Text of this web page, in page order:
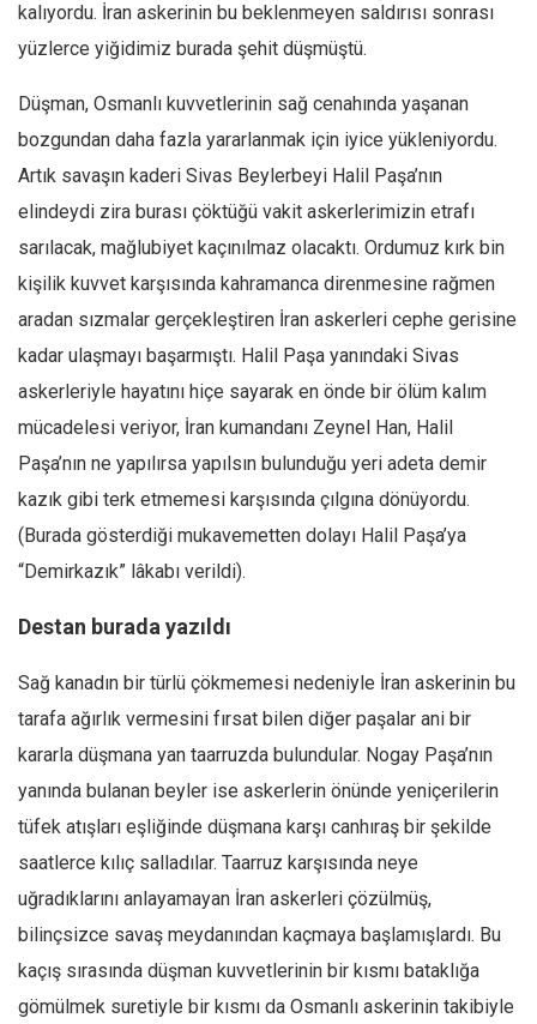
Dosyalar
kalıyordu. İran askerinin bu beklenmeyen saldırısı sonrası
yüzlerce yiğidimiz burada şehit düşmüştü.
Düşman, Osmanlı kuvvetlerinin sağ cenahında yaşanan
bozgundan daha fazla yararlanmak için iyice yükleniyordu.
Artık savaşın kaderi Sivas Beylerbeyi Halil Paşa’nın
elindeydi zira burası çöktüğü vakit askerlerimizin etrafı
sarılacak, mağlubiyet kaçınılmaz olacaktı. Ordumuz kırk bin
kişilik kuvvet karşısında kahramanca direnmesine rağmen
aradan sızmalar gerçekleştiren İran askerleri cephe gerisine
kadar ulaşmayı başarmıştı. Halil Paşa yanındaki Sivas
askerleriyle hayatını hiçe sayarak en önde bir ölüm kalım
mücadelesi veriyor, İran kumandanı Zeynel Han, Halil
Paşa’nın ne yapılırsa yapılsın bulunduğu yeri adeta demir
kazık gibi terk etmemesi karşısında çılgına dönüyordu.
(Burada gösterdiği mukavemetten dolayı Halil Paşa’ya
“Demirkazık” lâkabı verildi).
Destan burada yazıldı
Sağ kanadın bir türlü çökmemesi nedeniyle İran askerinin bu
tarafa ağırlık vermesini fırsat bilen diğer paşalar ani bir
kararla düşmana yan taarruzda bulundular. Nogay Paşa’nın
yanında bulanan beyler ise askerlerin önünde yeniçerilerin
tüfek atışları eşliğinde düşmana karşı canhıraş bir şekilde
saatlerce kılıç salladılar. Taarruz karşısında neye
uğradıklarını anlayamayan İran askerleri çözülmüş,
bilinçsizce savaş meydanından kaçmaya başlamışlardı. Bu
kaçış sırasında düşman kuvvetlerinin bir kısmı bataklığa
gömülmek suretiyle bir kısmı da Osmanlı askerinin takibiyle